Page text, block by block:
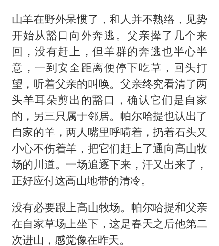
山羊在野外呆惯了，和人并不熟络，见势
开始从豁口向外奔逃。父亲撵了几个来
回，没有赶上，但羊群的奔逃也半心半
意，一到安全距离便停下吃草，回头打
望，听着父亲的叫唤。父亲终究看清了两
头羊耳朵剪出的豁口，确认它们是自家
的，另三只属于邻居。帕尔哈提也认出了
自家的羊，两人嘴里呼嗬着，扔着石头又
小心不伤着羊，把它们赶上了通向高山牧
场的川道。一场追逐下来，汗又出来了，
正好应付这高山地带的清冷。
没有必要跟上高山牧场。帕尔哈提和父亲
在自家草场上坐下，这是春天之后他第二
次进山，感觉像在昨天。